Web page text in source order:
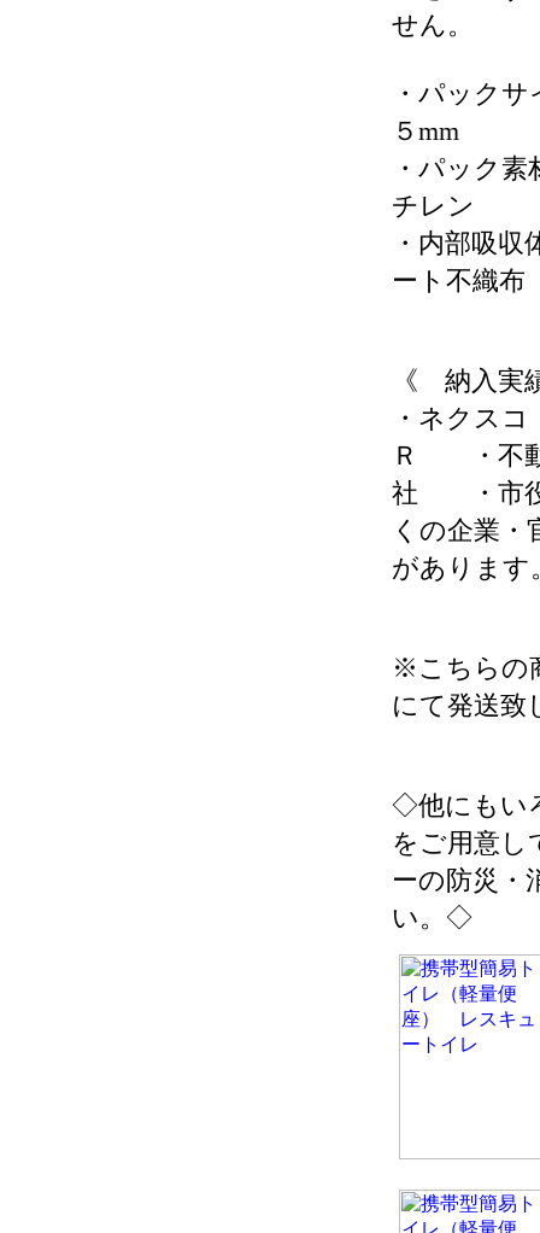
せん。
・パック
５mm
・パック
チレン
・内部吸
ート不織布
《 納入
・ネク
Ｒ ・不
社 ・市
くの企業・
があります
※こちらの
にて発送致
◇他にもい
をご用意し
ーの防災・
い。◇